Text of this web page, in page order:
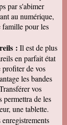
par s'abimer
au numérique,
famille pour les
: Il est de plus
en parfait état
de vos
les bandes
vos
permettra de les
une tablette.
enregistrements